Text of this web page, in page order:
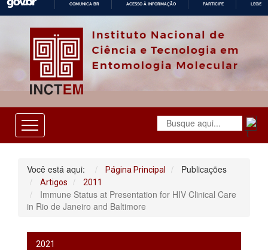
O
COMUNICA BR ACESSO À INFORMAÇÃO PARTICIPE
Você está aqui: Página Principal Publicações
Artigos 2011
Immune Status at Presentation for HIV Clinical Care
in Rio de Janeiro and Baltimore
2021